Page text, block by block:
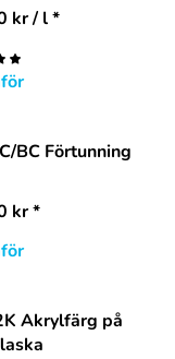
kr/ l *
BC Förtunning
kr*
Akrylfärg på